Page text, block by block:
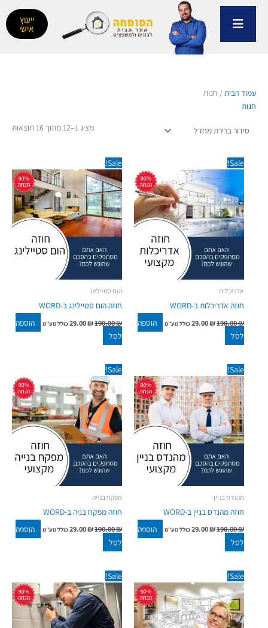
דילוג
ייעוץ
אישי
עמוד הבית/ חנות
חנות
מציג 1–12 מתוך 16 תוצאות
Sale!
אדריכלות
חוזה אדריכלות ב-WORD
190.00₪
המקורי
היה:
190.00 ₪.
29.00₪
הנוכחי
הוא:
29.00 ₪.
כולל מע"מ
הוספה
לסל
Sale!
הום סטיילינג
חוזה הום סטיילינג ב-WORD
190.00₪
המקורי
היה:
190.00 ₪.
29.00₪
הנוכחי
הוא:
29.00 ₪.
כולל מע"מ
הוספה
לסל
Sale!
מהנדס בניין
חוזה מהנדס בניין ב-WORD
190.00₪
המקורי
היה:
190.00 ₪.
29.00₪
הנוכחי
הוא:
29.00 ₪.
כולל מע"מ
הוספה
לסל
Sale!
מפקח בנייה
חוזה מפקח בניה ב-WORD
190.00₪
המקורי
היה:
190.00 ₪.
29.00₪
הוא:
29.00 ₪.
כולל מע"מ
הוספה
לסל
Sale!
המקורי
היה:
190.00 ₪.
הנוכחי
הוא:
29.00 ₪.
Sale!
המקורי
היה:
190.00 ₪.
הנוכחי
הוא:
29.00 ₪.